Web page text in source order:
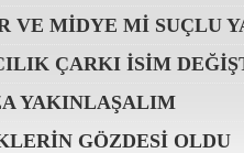
VE MİDYE Mİ SUÇLU
ÇARKI İSİM
YAKINLAŞALIM
GÖZDESİ OLDU